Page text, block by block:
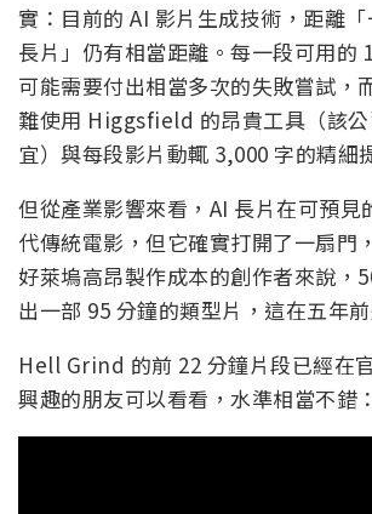
實：目前的 AI 影片生成技術，距離
長片」仍有相當距離。每一段可用的
可能需要付出相當多次的失敗嘗試，
難使用 Higgsfield 的昂貴工具（該
宜）與每段影片動輒 3,000 字的精細
但從產業影響來看，AI 長片在可預見
代傳統電影，但它確實打開了一扇門
好萊塢高昂製作成本的創作者來說，
出一部 95 分鐘的類型片，這在五年
Hell Grind 的前 22 分鐘片段已經在
興趣的朋友可以看看，水準相當不錯：